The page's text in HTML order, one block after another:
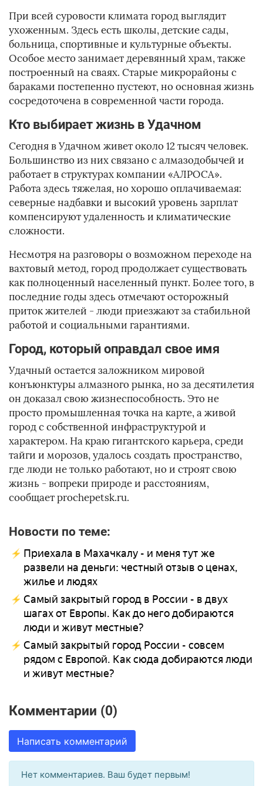
При всей суровости климата город выглядит
ухоженным. Здесь есть школы, детские сады,
больница, спортивные и культурные объекты.
Особое место занимает деревянный храм, также
построенный на сваях. Старые микрорайоны с
бараками постепенно пустеют, но основная жизнь
сосредоточена в современной части города.
Кто выбирает жизнь в Удачном
Сегодня в Удачном живет около 12 тысяч человек.
Большинство из них связано с алмазодобычей и
работает в структурах компании «АЛРОСА».
Работа здесь тяжелая, но хорошо оплачиваемая:
северные надбавки и высокий уровень зарплат
компенсируют удаленность и климатические
сложности.
Несмотря на разговоры о возможном переходе на
вахтовый метод, город продолжает существовать
как полноценный населенный пункт. Более того, в
последние годы здесь отмечают осторожный
приток жителей - люди приезжают за стабильной
работой и социальными гарантиями.
Город, который оправдал свое имя
Удачный остается заложником мировой
конъюнктуры алмазного рынка, но за десятилетия
он доказал свою жизнеспособность. Это не
просто промышленная точка на карте, а живой
город с собственной инфраструктурой и
характером. На краю гигантского карьера, среди
тайги и морозов, удалось создать пространство,
где люди не только работают, но и строят свою
жизнь - вопреки природе и расстояниям,
сообщает prochepetsk.ru.
Новости по теме:
Приехала в Махачкалу - и меня тут же
развели на деньги: честный отзыв о ценах,
жилье и людях
Самый закрытый город в России - в двух
шагах от Европы. Как до него добираются
люди и живут местные?
Самый закрытый город России - совсем
рядом с Европой. Как сюда добираются люди
и живут местные?
Комментарии (0)
Написать комментарий
Нет комментариев. Ваш будет первым!